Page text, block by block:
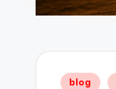
Geplaatst
blog